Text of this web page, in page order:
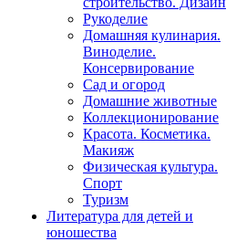
Рукоделие
Домашняя кулинария.
Виноделие.
Консервирование
Сад и огород
Домашние животные
Коллекционирование
Красота. Косметика.
Макияж
Физическая культура.
Спорт
Туризм
Литература для детей и
юношества